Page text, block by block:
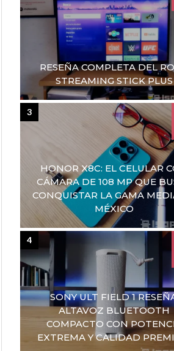
RESEÑA COMPLETA DEL
STREAMING STICK PLUS
HONOR X8C: EL CELULAR
CÁMARA DE 108 MP QUE
CONQUISTAR LA GAMA
MÉXICO
3
SONY ULT FIELD 1
ALTAVOZ BLUETOOTH
COMPACTO CON
EXTREMA Y CALIDAD
4